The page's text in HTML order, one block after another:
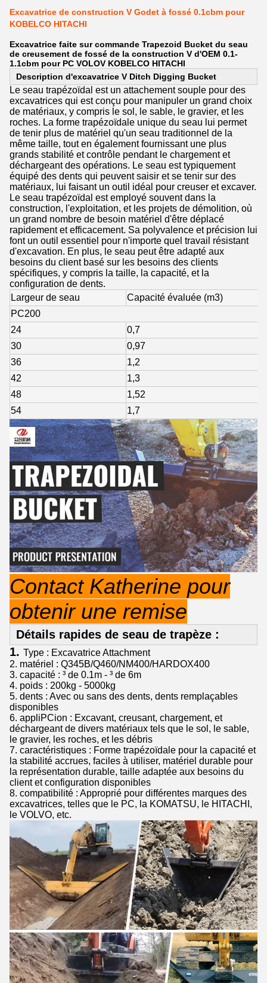
Excavatrice de construction V Godet à fossé 0.1cbm pour
KOBELCO HITACHI
Excavatrice faite sur commande Trapezoid Bucket du seau
de creusement de fossé de la construction V d'OEM 0.1-
1.1cbm pour PC VOLOV KOBELCO HITACHI
Description d'excavatrice V Ditch Digging Bucket
Le seau trapézoïdal est un attachement souple pour des
excavatrices qui est conçu pour manipuler un grand choix
de matériaux, y compris le sol, le sable, le gravier, et les
roches. La forme trapézoïdale unique du seau lui permet
de tenir plus de matériel qu'un seau traditionnel de la
même taille, tout en également fournissant une plus
grands stabilité et contrôle pendant le chargement et
déchargeant des opérations. Le seau est typiquement
équipé des dents qui peuvent saisir et se tenir sur des
matériaux, lui faisant un outil idéal pour creuser et excaver.
Le seau trapézoïdal est employé souvent dans la
construction, l'exploitation, et les projets de démolition, où
un grand nombre de besoin matériel d'être déplacé
rapidement et efficacement. Sa polyvalence et précision lui
font un outil essentiel pour n'importe quel travail résistant
d'excavation. En plus, le seau peut être adapté aux
besoins du client basé sur les besoins des clients
spécifiques, y compris la taille, la capacité, et la
configuration de dents.
Largeur de seau
Capacité évaluée (m3)
PC200
24
0,7
30
0,97
36
1,2
42
1,3
48
1,52
54
1,7
Contact Katherine pour
obtenir une remise
Détails rapides de seau de trapèze :
1. Type : Excavatrice Attachment
2. matériel : Q345B/Q460/NM400/HARDOX400
3. capacité : ³ de 0.1m - ³ de 6m
4. poids : 200kg - 5000kg
5. dents : Avec ou sans des dents, dents remplaçables
disponibles
6. appliPCion : Excavant, creusant, chargement, et
déchargeant de divers matériaux tels que le sol, le sable,
le gravier, les roches, et les débris
7. caractéristiques : Forme trapézoïdale pour la capacité et
la stabilité accrues, faciles à utiliser, matériel durable pour
la représentation durable, taille adaptée aux besoins du
client et configuration disponibles
8. compatibilité : Approprié pour différentes marques des
excavatrices, telles que le PC, la KOMATSU, le HITACHI,
le VOLVO, etc.